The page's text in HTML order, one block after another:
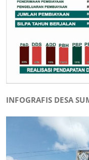
INFOGRAFIS DESA